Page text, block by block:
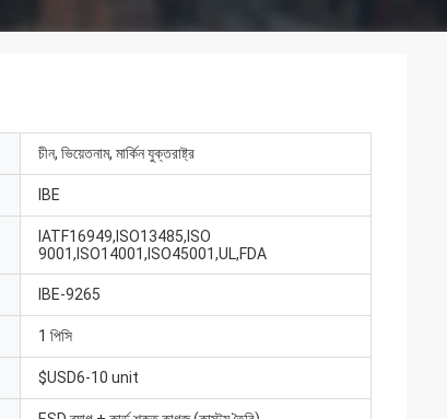
চীন, ভিয়েতনাম, মার্কিন যুক্তরাষ্ট্র
IBE
IATF16949,ISO13485,ISO
9001,ISO14001,ISO45001,UL,FDA
IBE-9265
1 পিসি
$USD6-10 unit